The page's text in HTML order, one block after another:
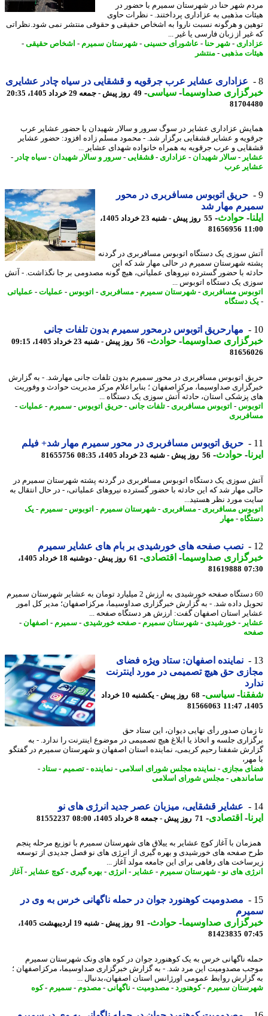
شهر حنا در شهرستان سمیرم با حضور در
مذهبی به عزاداری پرداختند. - نظرات حاوی
و هرگونه نسبت ناروا به اشخاص حقیقی و حقوقی منتشر نمی شود.نظراتی
از زبان فارسی یا غیر ...
- شهر حنا-عاشورای حسینی-شهرستان سمیرم-اشخاص حقیقی-
مذهبی-منتشر
عزاداری عشایر عرب جرقویه و قشقایی در سیاه چادر عشایری
صداوسیما-سیاسی-49 روز پیش - جمعه 29 خرداد 1405، 20:35
عزاداری عشایر در سوگ سرور و سالار شهیدان با حضور عشایر عرب
و عشایر قشقایی برگزار شد. - محمود مسلم زاده افزود: حضور عشایر
و عرب جرقویه به همراه خانواده شهدای عشایر ...
-سالار شهیدان- عزاداری- قشقایی-سرور و سالار شهیدان- سیاه چادر -
عرب
حریق اتوبوس مسافربری در محور
مهار شد
-حوادث -
55 روز پیش - شنبه 23 خرداد 1405،
81656956
سوزی یک دستگاه اتوبوس مسافربری در گردنه
شهرستان سمیرم در حالی مهار شد که این
با حضور گسترده نیروهای عملیاتی، هیچ گونه مصدومی بر جا نگذاشت. - آتش
یک دستگاه اتوبوس ...
مسافربری - شهرستان سمیرم-مسافربری - اتوبوس-عملیات-عملیاتی
دستگاه
مهارحریق اتوبوس درمحور سمیرم بدون تلفات جانی
صداوسیما-حوادث -56 روز پیش - شنبه 23 خرداد 1405، 09:15
اتوبوس مسافربری در محور سمیرم بدون تلفات جانی مهارشد. - به گزارش
صداوسیما، مرکزاصفهان ؛ بنابراعلام مرکز مدیریت حوادث و وفوریت
پزشکی استان، حادثه آتش سوزی یک دستگاه ...
-اتوبوس مسافربری - تلفات جانی-حریق اتوبوس-سمیرم-عملیات-
حریق اتوبوس مسافربری در محور سمیرم مهار شد+ فیلم
-حوادث -56 روز پیش - شنبه 23 خرداد 1405، 08:35 81655756
سوزی یک دستگاه اتوبوس مسافربری در گردنه پشته شهرستان سمیرم در
مهار شد که این حادثه با حضور گسترده نیروهای عملیاتی، - در ﺣﺎل اﻧﺘﻘﺎل ﺑﻪ
ﻣﻮرد ﻧﻈﺮ ﻫﺴﺘﯿﺪ...
مسافربری - مسافربری - شهرستان سمیرم-اتوبوس-سمیرم-یک
-مهار
نصب صفحه های خورشیدی بر بام های عشایر سمیرم
صداوسیما-اقتصادی-
61 روز پیش - دوشنبه 18 خرداد 1405،
81619888
60 دستگاه صفحه خورشیدی به ارزش 2 میلیارد تومان به عشایر شهرستان سمیرم
داده شد. - به گزارش خبرگزاری صداوسیما، مرکزاصفهان؛ مدیر کل امور
استان اصفهان گفت: ارزش هر دستگاه صفحه ...
-خورشیدی-شهرستان سمیرم-صفحه خورشیدی-سمیرم-اصفهان-
نماینده اصفهان: ستاد ویژه فضای
حق هیچ تصمیمی در مورد اینترنت
-سیاسی-
68 روز پیش - یکشنبه 10 خرداد
81566063
صدور رأی نهایی دیوان، این ستاد حق
جلسه و اتخاذ یا ابلاغ هیچ تصمیمی در موضوع اینترنت را ندارد. - به
شفقنا رحیم کریمی، نماینده استان اصفهان و شهرستان سمیرم در گفتگو
مجازی- نماینده مجلس شورای اسلامی-نماینده-تصمیم-ستاد-
-مجلس شورای اسلامی
عشایر قشقایی، میزبان عصر جدید انرژی های نو
-اقتصادی-71 روز پیش - جمعه 8 خرداد 1405، 08:00 81552237
با آغاز کوچ عشایر به ییلاق های شهرستان سمیرم با توزیع مرحله پنجم
صفحه های خورشیدی و بهره گیری از انرژی های نو فصل جدیدی از توسعه
های رفاهی برای این جامعه مولد آغاز ...
های نو- شهرستان سمیرم-عشایر-انرژی-بهره گیری- کوچ عشایر-آغاز
مصدومیت کوهنورد جوان در حمله ناگهانی خرس به وی در
صداوسیما-حوادث -
91 روز پیش - شنبه 19 اردیبهشت 1405،
81423835
ناگهانی خرس به یک کوهنورد جوان در کوه های ونک شهرستان سمیرم
مصدومیت این مرد شد. - به گزارش خبرگزاری صداوسیما، مرکزاصفهان ؛
روابط عمومی اورژانس استان اصفهان،بدنبال ...
سمیرم-کوهنورد-مصدومیت-ناگهانی-مصدوم-سمیرم-کوه